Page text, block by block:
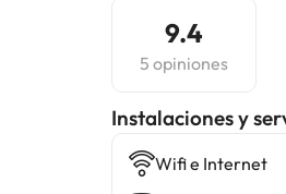
9.4
5 opiniones
Instalaciones y
Wifi e Internet